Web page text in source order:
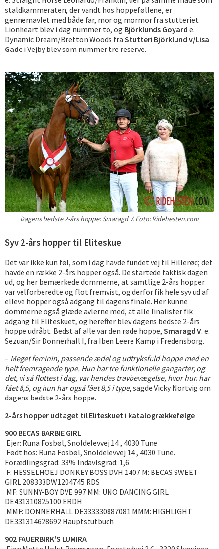
staldkammeraten, der vandt hos hoppeføllene, er
gennemavlet med både far, mor og mormor fra stutteriet.
Lionheart blev i dag nummer to, og Björklunds Goyard e.
Dynamic Dream/Bretton Woods fra Stutteri Björklund v/Lisa
Gade i Vejby blev som nummer tre reserve.
Dagens bedste 2-års hoppe: Smaragd V. Foto: Ridehesten.com
Syv 2-års hopper til Eliteskue
Det var ikke kun føl, som i dag havde fundet vej til Hillerød; det
havde en række 2-års hopper også. De startede faktisk dagen
ud, og her bemærkede dommerne, at samtlige 2-års hopper
var velforberedte og flot fremvist, og derfor fik hele syv ud af
elleve hopper også adgang til dagens finale. Her kunne
dommerne også glæde avlerne med, at alle finalister fik
adgang til Eliteskuet, og herefter blev dagens bedste 2-års
hoppe udråbt. Bedst af alle var den røde hoppe, Smaragd V. e.
Sezuan/Sir Donnerhall I, fra Iben Leere Kamp i Fredensborg.
– Meget feminin, passende ædel og udtryksfuld hoppe med en
helt fremragende type. Hun har tre funktionelle gangarter, og
det, vi så flottest i dag, var hendes travbevægelse, hvor hun har
fået 8,5, og hun har også fået 8,5 i type, sagde Vicky Nortvig om
dagens bedste 2-års hoppe.
2-års hopper udtaget til Eliteskuet i katalogrækkefølge
900 BECAS BARBIE GIRL
Ejer: Runa Fosbøl, Snoldelevvej 14 , 4030 Tune
Født hos: Runa Fosbøl, Snoldelevvej 14 , 4030 Tune.
Forædlingsgrad: 33% Indavlsgrad: 1,6
F: HESSELHOEJ DONKEY BOSS DVH 1407 M: BECAS SWEET
GIRL 208333DW1204745 RDS
MF: SUNNY-BOY DVE 997 MM: UNO DANCING GIRL
DE431310825100 ERDH
MMF: DONNERHALL DE333330887081 MMM: HIGHLIGHT
DE331314628692 Hauptstutbuch
902 FAUERBIRK'S LUMIRA